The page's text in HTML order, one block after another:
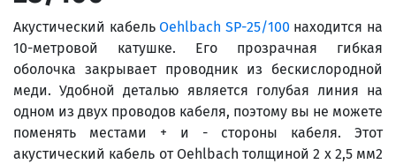
Акустический кабельOehlbach SP-25/100 находится на
10-метровой катушке. Его прозрачная гибкая
оболочка закрывает проводник из бескислородной
меди. Удобной деталью является голубая линия на
одном из двух проводов кабеля, поэтому вы не можете
поменять местами + и - стороны кабеля. Этот
акустический кабель от Oehlbach толщиной 2 x 2,5 мм2